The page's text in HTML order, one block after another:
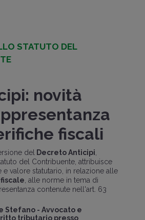
STATUTO DEL
novità
fiscali
del Decreto Anticipi
del Contribuente, attribuisce
e valore statutario, in relazione alle
, alle norme in tema di
contenute nell'art. 63
Stefano - Avvocato e
tributario presso